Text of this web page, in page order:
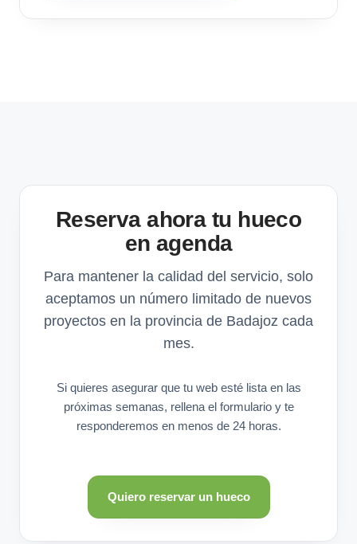
Reserva ahora tu hueco
en agenda
Para mantener la calidad del servicio, solo
aceptamos un número limitado de nuevos
proyectos en la provincia de Badajoz cada
mes.
Si quieres asegurar que tu web esté lista en las
próximas semanas, rellena el formulario y te
responderemos en menos de 24 horas.
Quiero reservar un hueco